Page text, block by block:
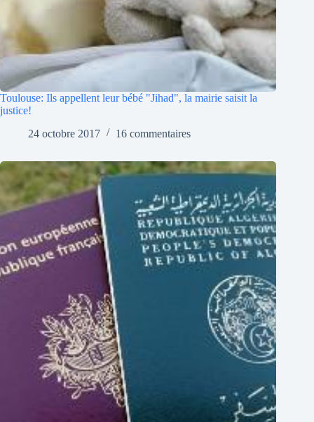
Toulouse: Ils appellent leur bébé "Jihad", la mairie saisit la
justice!
24 octobre 2017
16 commentaires